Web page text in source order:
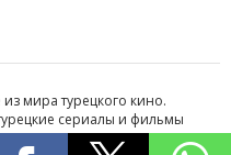
мира турецкого кино.
сериалы и фильмы